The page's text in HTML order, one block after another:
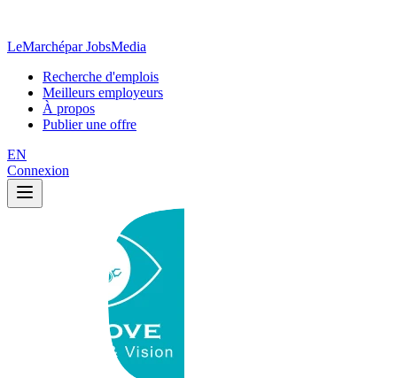
LeMarchépar JobsMedia
Recherche d'emplois
Meilleurs employeurs
À propos
Publier une offre
EN
Connexion